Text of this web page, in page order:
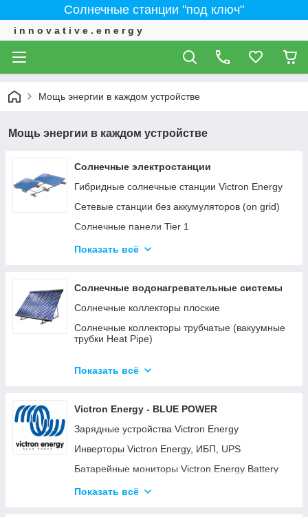
Солнечные станции "под ключ"
i n n o v a t i v e . e n e r g y
Мощь энергии в каждом устройстве
Мощь энергии в каждом устройстве
Солнечные электростанции
Гибридные солнечные станции Victron Energy
Сетевые станции без аккумуляторов (on grid)
Солнечные панели Tier 1
ИНВЕРТОРЫ - Сетевые, автономные,
Показать всё
Солнечные водонагревательные системы
Солнечные коллекторы плоские
Солнечные коллекторы трубчатые (вакуумные
трубки Heat Pipe)
водонагревательных систем (гелиосистем)
Солнечные коллекторы для больших станций
Солнечные насосные станции
Комплектующие к солнечным
Показать всё
Victron Energy - BLUE POWER
Зарядные устройства Victron Energy
Инверторы Victron Energy, ИБП, UPS
Батарейные мониторы Victron Energy Battery
Показать всё